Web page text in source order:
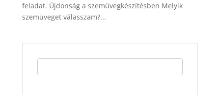
feladat. Újdonság a szemüvegkészítésben Melyik
szemüveget válasszam?...